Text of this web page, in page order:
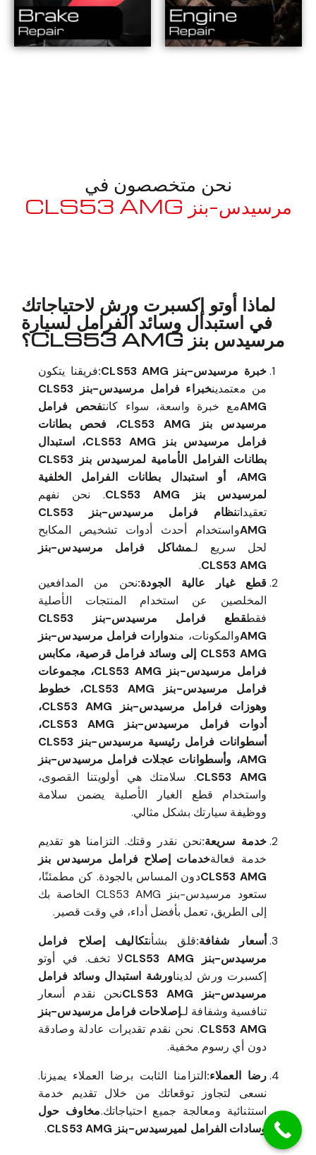
نحن متخصصون في
مرسيدس-بنز CLS53 AMG
لماذا أوتو إكسبرت ورش لاحتياجاتك
في استبدال وسائد الفرامل لسيارة
مرسيدس بنز CLS53 AMG؟
خبرة مرسيدس-بنز CLS53 AMG:
فريقنا يتكون
من معتمدين
خبراء فرامل مرسيدس-بنز CLS53
AMGمع خبرة واسعة، سواء كانتفحص فرامل
مرسيدس بنز CLS53 AMG، فحص بطانات
فرامل مرسيدس بنز CLS53 AMG، استبدال
بطانات الفرامل الأمامية لمرسيدس بنز CLS53
AMG، أو استبدال بطانات الفرامل الخلفية
لمرسيدس بنز CLS53 AMG
. نحن نفهم
تعقيدات
نظام فرامل مرسيدس-بنز CLS53
AMGواستخدام أحدث أدوات تشخيص المكابح
لحل سريع لـمشاكل فرامل مرسيدس-بنز
CLS53 AMG
.
قطع غيار عالية الجودة:نحن من المدافعين
المخلصين عن استخدام المنتجات الأصلية
فقط
قطع فرامل مرسيدس-بنز CLS53
AMGوالمكونات، مندوارات فرامل مرسيدس-بنز
CLS53 AMG إلى وسائد فرامل قرصية، مكابس
فرامل مرسيدس-بنز CLS53 AMG، مجموعات
فرامل مرسيدس-بنز CLS53 AMG، خطوط
وهوزات فرامل مرسيدس-بنز CLS53 AMG،
أدوات فرامل مرسيدس-بنز CLS53 AMG،
أسطوانات فرامل رئيسية مرسيدس-بنز CLS53
AMG، وأسطوانات عجلات فرامل مرسيدس-بنز
CLS53 AMG. سلامتك هي أولويتنا القصوى،
واستخدام قطع الغيار الأصلية يضمن سلامة
ووظيفة سيارتك بشكل مثالي.
خدمة سريعة:نحن نقدر وقتك. التزامنا هو تقديم
خدمة فعالةخدمات إصلاح فرامل مرسيدس بنز
CLS53 AMGدون المساس بالجودة. كن مطمئنًا،
ستعود مرسيدس-بنز CLS53 AMG الخاصة بك
إلى الطريق، تعمل بأفضل أداء، في وقت قصير.
أسعار شفافة:قلق بشأنتكاليف إصلاح فرامل
مرسيدس-بنز CLS53 AMG
لا تخف. في أوتو
إكسبرت ورش لديناورشة استبدال وسائد فرامل
مرسيدس-بنز CLS53 AMG
نحن نقدم أسعار
تنافسية وشفافة لـإصلاحات فرامل مرسيدس-بنز
CLS53 AMG. نحن نقدم تقديرات عادلة وصادقة
دون أي رسوم مخفية.
رضا العملاء:التزامنا الثابت برضا العملاء يميزنا.
نسعى لتجاوز توقعاتك من خلال تقديم خدمة
استثنائية ومعالجة جميع احتياجاتك.مخاوف حول
وسادات الفرامل لميرسيدس-بنز CLS53 AMG
.